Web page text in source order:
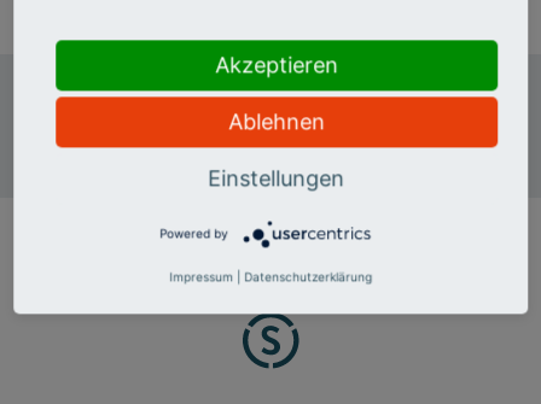
Deutsches Stiftungszentrum
Baedekerstraße 1
45128 Essen
Akzeptieren
Ablehnen
Einstellungen
Powered by
Impressum Datenschutzerklärung